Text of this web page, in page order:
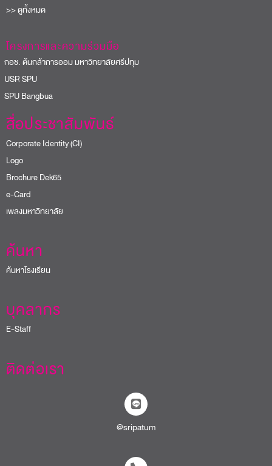
>> ดูทั้งหมด
โครงการและความร่วมมือ
ช. ต้นกล้าการออม มหาวิทยาลัยศรีปทุม
SPU
Bangbua
สื่อประชาสัมพันธ์
Corporate Identity (CI)
Logo
Brochure Dek65
e-Card
เพลงมหาวิทยาลัย
ค้นหา
ค้นหาโรงเรียน
บุคลากร
E-Staff
ติดต่อเรา
@sripatum